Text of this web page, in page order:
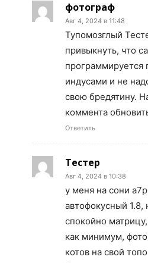
фотограф
Авг 4, 2024 в 11:48
Тупомозглый
привыкнуть, что
программируется
индусами и не
свою бредятину.
коммента
Ответить
Тестер
Авг 4, 2024 в 10:38
у меня на сони
автофокусный 1.8,
спокойно
как минимум,
котов на свой